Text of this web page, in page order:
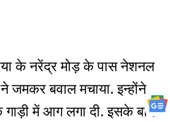
के नरेंद्र मोड़ के पास नेशनल
ने जमकर बवाल मचाया. इन्होंने
में आग लगा दी. इसके बाद